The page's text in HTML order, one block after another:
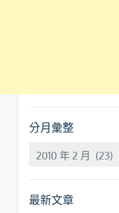
分月彙整
分
整
最新文章